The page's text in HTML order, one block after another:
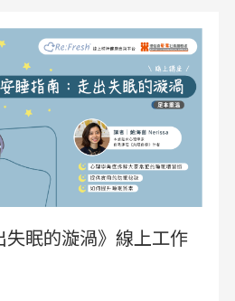
失眠的漩渦》線上工作